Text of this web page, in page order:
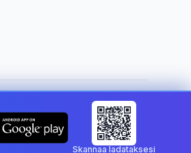
maa: Finland
Skannaa ladataksesi